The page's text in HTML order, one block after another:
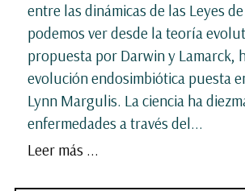
entre las dinámicas de las Leyes
podemos ver desde la teoría
propuesta por Darwin y Lamarck,
evolución endosimbiótica puesta
Lynn Margulis. La ciencia ha
enfermedades a través del...
Leer más ...